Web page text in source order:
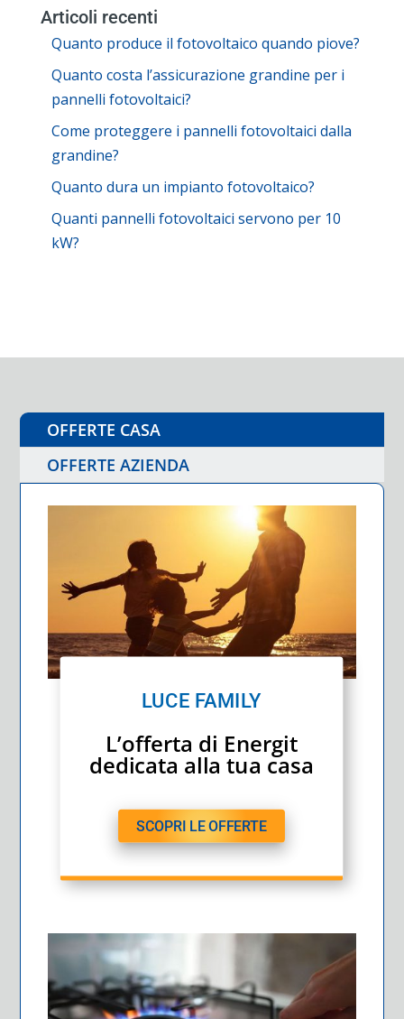
Articoli recenti
Quanto produce il fotovoltaico quando piove?
Quanto costa l’assicurazione grandine per i
pannelli fotovoltaici?
Come proteggere i pannelli fotovoltaici dalla
grandine?
Quanto dura un impianto fotovoltaico?
Quanti pannelli fotovoltaici servono per 10
kW?
OFFERTE CASA
OFFERTE AZIENDA
LUCE FAMILY
L’offerta di Energit
dedicata alla tua casa
SCOPRI LE OFFERTE